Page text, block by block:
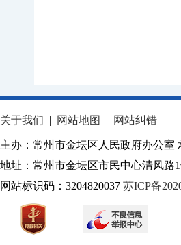
关于我们 | 网站地图 | 网站纠错
主办：常州市金坛区人民政府办公室
地址：常州市金坛区市民中心清风路
网站标识码：3204820037 苏ICP备